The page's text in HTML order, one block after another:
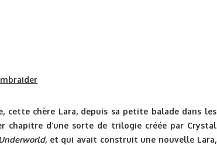
cette chère Lara, depuis sa petite balade dans les
chapitre d’une sorte de trilogie créée par Crystal
, et qui avait construit une nouvelle Lara,